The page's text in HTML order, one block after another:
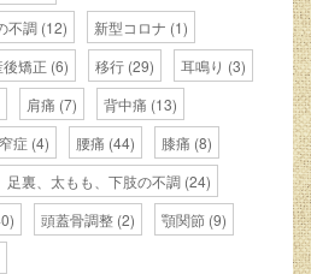
不調 (12) 新型コロナ (1)
後矯正 (6) 移行 (29) 耳鳴り (3)
肩痛 (7) 背中痛 (13)
症 (4) 腰痛 (44) 膝痛 (8)
足裏、太もも、下肢の不調 (24)
頭蓋骨調整 (2) 顎関節 (9)